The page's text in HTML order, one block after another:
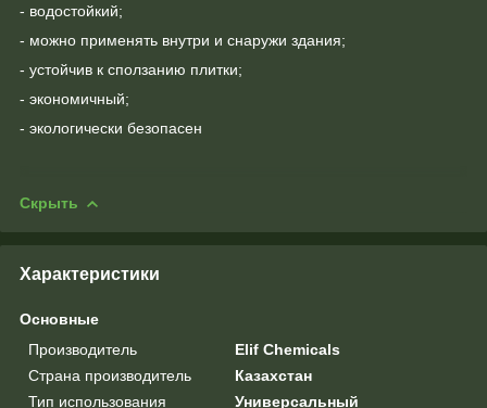
- водостойкий;
- можно применять внутри и снаружи здания;
- устойчив к сползанию плитки;
- экономичный;
- экологически безопасен
Скрыть
Характеристики
Основные
Производитель
Elif Chemicals
Страна производитель
Казахстан
Тип использования
Универсальный